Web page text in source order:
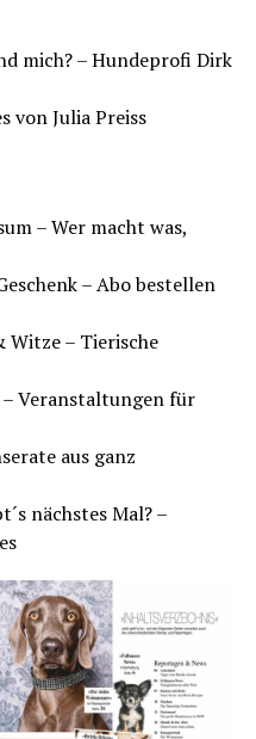
mich? – Hundeprofi Dirk
von Julia Preiss
– Wer macht was,
– Abo bestellen
– Tierische
Veranstaltungen für
aus ganz
nächstes Mal? –